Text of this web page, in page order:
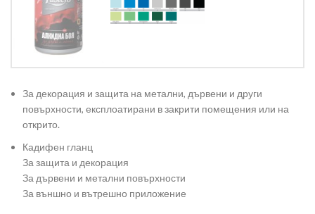
За декорация и защита на метални, дървени и други
повърхности, експлоатирани в закрити помещения или на
открито.
Кадифен гланц
За защита и декорация
За дървени и метални повърхности
За външно и вътрешно приложение